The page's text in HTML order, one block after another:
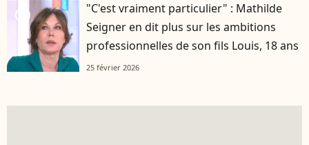
player2
"C'est vraiment particulier" : Mathilde
Seigner en dit plus sur les ambitions
professionnelles de son fils Louis, 18 ans
25 février 2026